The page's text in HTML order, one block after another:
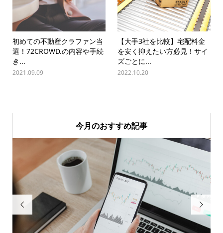
初めての不動産クラファン当
選！72CROWD.の内容や手続
き...
2021.09.09
【大手3社を比較】宅配料金
を安く抑えたい方必見！サイ
ズごとに...
2022.10.20
今月のおすすめ記事
 